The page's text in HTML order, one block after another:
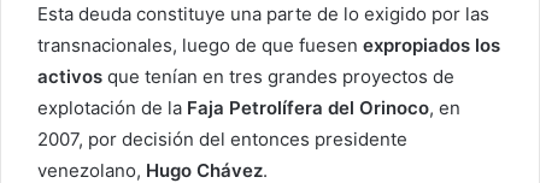
Esta deuda constituye una parte de lo exigido por las
transnacionales, luego de que fuesen expropiados los
activos que tenían en tres grandes proyectos de
explotación de la Faja Petrolífera del Orinoco, en
2007, por decisión del entonces presidente
venezolano, Hugo Chávez.